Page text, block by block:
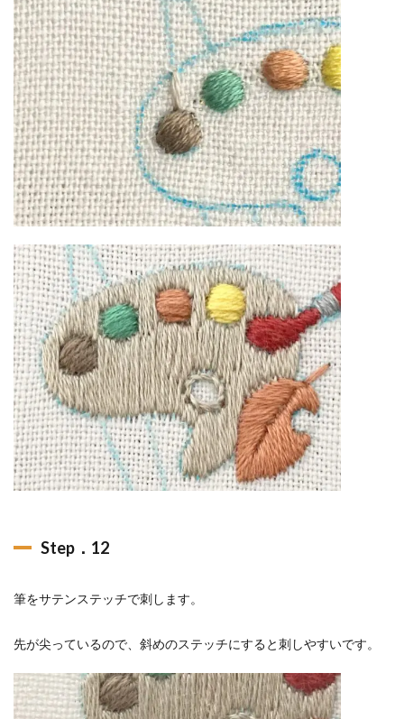
Step．12
筆をサテンステッチで刺します。
先が尖っているので、斜めのステッチにすると刺しやすいです。